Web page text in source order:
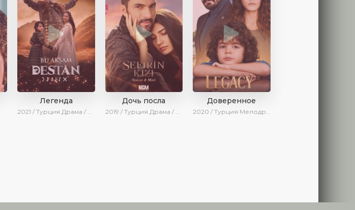
Легенда
2021 / Турция Драма / Исторический / SesDizi / Ирина Котова / AveTurk / Turok1990
Дочь посла
2019 / Турция Драма / SesDizi / Ирина Котова / AveTurk / Turok1990
Доверенное
2020 / Турция Мелодрама / Драма / Боевик / BeniAffet